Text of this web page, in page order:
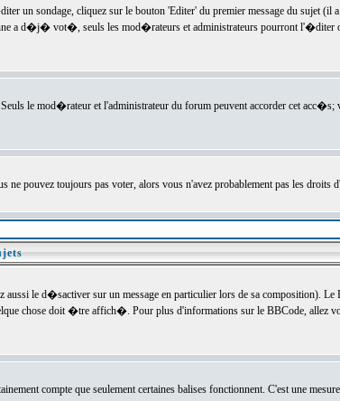
sondage, cliquez sur le bouton 'Editer' du premier message du sujet (il
a d�j� vot�, seuls les mod�rateurs et administrateurs pourront
le mod�rateur et l'administrateur du forum peuvent accorder cet acc�s;
pouvez toujours pas voter, alors vous n'avez probablement pas les
le d�sactiver sur un message en particulier lors de sa composition).
chose doit �tre affich�. Pour plus d'informations sur le BBCode, allez
compte que seulement certaines balises fonctionnent. C'est une